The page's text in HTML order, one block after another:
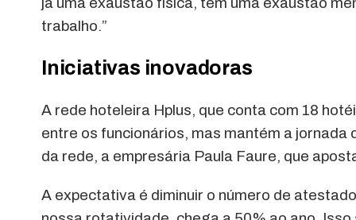
trabalho.”
Iniciativas inovadoras
A rede hoteleira Hplus, que conta com 18
entre os funcionários, mas mantém a
da rede, a empresária Paula Faure, que
A expectativa é diminuir o número de